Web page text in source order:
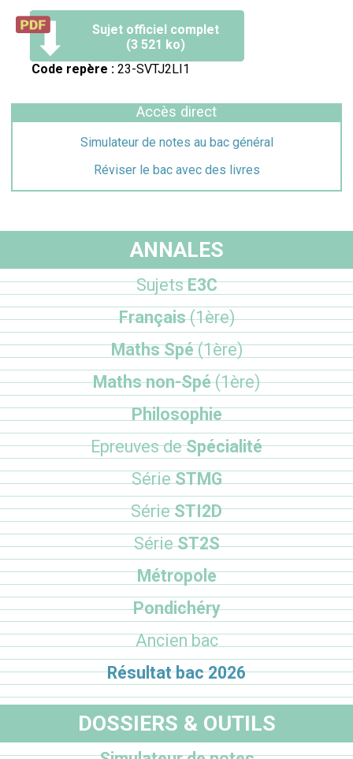
Sujet officiel complet
(3 521 ko)
Code repère : 23-SVTJ2LI1
Accès direct
Simulateur de notes au bac général
Réviser le bac avec des livres
ANNALES
SujetsE3C
Français(1ère)
Maths Spé(1ère)
Maths non-Spé(1ère)
Philosophie
Epreuves deSpécialité
SérieSTMG
SérieSTI2D
SérieST2S
Métropole
Pondichéry
Ancien bac
Résultat bac 2026
DOSSIERS & OUTILS